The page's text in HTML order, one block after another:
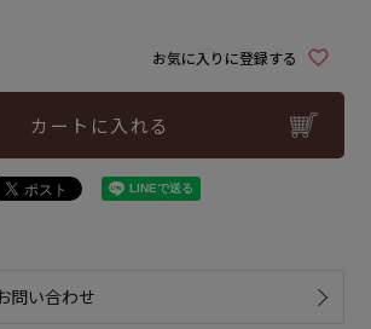
お気に入りに登録する
カートに入れる
問い合わせ